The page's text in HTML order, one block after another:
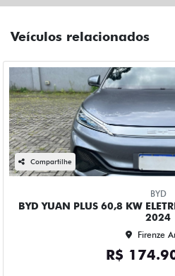
Veículos relacionados
Compartilhe
BYD
BYD YUAN PLUS 60,8 KW
2024
Firenze
R$